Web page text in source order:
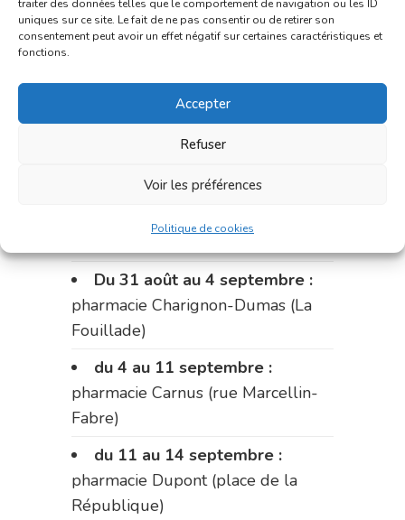
traiter des données telles que le comportement de navigation ou les ID
uniques sur ce site. Le fait de ne pas consentir ou de retirer son
consentement peut avoir un effet négatif sur certaines caractéristiques et
fonctions.
Accepter
Refuser
Voir les préférences
Politique de cookies
Le 17 août :pharmacie
Palobart (Laguépie)
du 21 au 28 août :
Dupont (place de la République)
Du 31 août au 4 septembre :
pharmacie Charignon-Dumas (La
Fouillade)
du 4 au 11 septembre :
pharmacie Carnus (rue Marcellin-
Fabre)
du 11 au 14 septembre :
pharmacie Dupont (place de la
République)